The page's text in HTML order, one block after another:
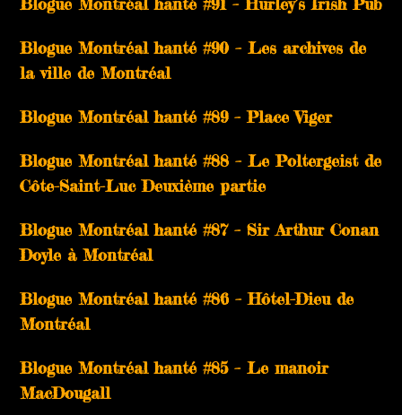
Blogue Montréal hanté #91 – Hurley’s Irish Pub
Blogue Montréal hanté #90 – Les archives de
la ville de Montréal
Blogue Montréal hanté #89 – Place Viger
Blogue Montréal hanté #88 – Le Poltergeist de
Côte-Saint-Luc Deuxième partie
Blogue Montréal hanté #87 – Sir Arthur Conan
Doyle à Montréal
Blogue Montréal hanté #86 – Hôtel-Dieu de
Montréal
Blogue Montréal hanté #85 – Le manoir
MacDougall